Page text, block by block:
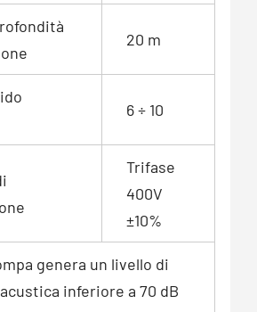
20 m
6 ÷ 10
Trifase
400V
±10%
genera un livello di
inferiore a 70 dB